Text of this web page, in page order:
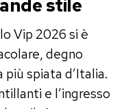
stile
Vip 2026 si è
degno
spiata d’Italia.
e l’ingresso